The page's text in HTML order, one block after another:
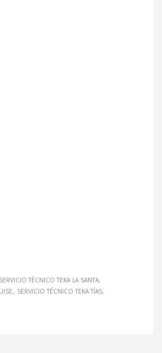
SERVICIO TÉCNICO TEKA LA SANTA
SERVICIO TÉCNICO TEKA TÍAS